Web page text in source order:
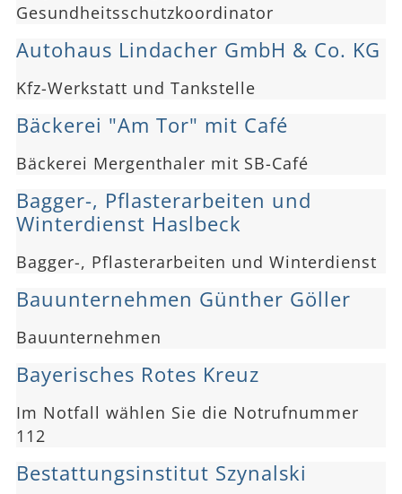
Gesundheitsschutzkoordinator
Autohaus Lindacher GmbH & Co. KG
Kfz-Werkstatt und Tankstelle
Bäckerei "Am Tor" mit Café
Bäckerei Mergenthaler mit SB-Café
Bagger-, Pflasterarbeiten und
Winterdienst Haslbeck
Bagger-, Pflasterarbeiten und Winterdienst
Bauunternehmen Günther Göller
Bauunternehmen
Bayerisches Rotes Kreuz
Im Notfall wählen Sie die Notrufnummer
112
Bestattungsinstitut Szynalski